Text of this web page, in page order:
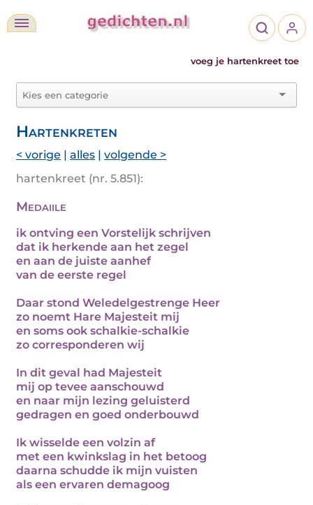
voeg je hartenkreet toe
Hartenkreten
< vorige | alles | volgende >
hartenkreet (nr. 5.851):
Medaiile
ik ontving een Vorstelijk schrijven
dat ik herkende aan het zegel
en aan de juiste aanhef
van de eerste regel
Daar stond Weledelgestrenge Heer
zo noemt Hare Majesteit mij
en soms ook schalkie-schalkie
zo corresponderen wij
In dit geval had Majesteit
mij op tevee aanschouwd
en naar mijn lezing geluisterd
gedragen en goed onderbouwd
Ik wisselde een volzin af
met een kwinkslag in het betoog
daarna schudde ik mijn vuisten
als een ervaren demagoog